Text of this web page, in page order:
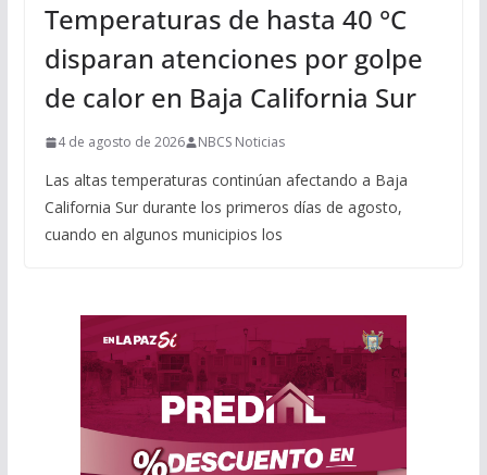
Temperaturas de hasta 40 °C
disparan atenciones por golpe
de calor en Baja California Sur
4 de agosto de 2026 NBCS Noticias
Las altas temperaturas continúan afectando a Baja
California Sur durante los primeros días de agosto,
cuando en algunos municipios los